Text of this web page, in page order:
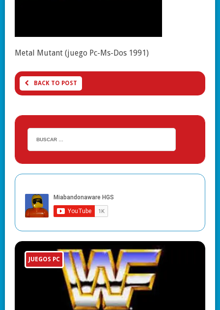
Metal Mutant (juego Pc-Ms-Dos 1991)
BACK TO POST
JUEGOS PC